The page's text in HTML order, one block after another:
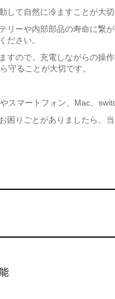
て自然に冷ますことが大切
リーや内部部品の寿命に繋
ださい。
すので、充電しながらの操
守ることが大切です。
スマートフォン、Mac、
困りごとがありましたら、